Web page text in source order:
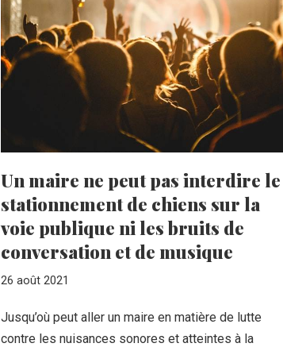
Un maire ne peut pas interdire le
stationnement de chiens sur la
voie publique ni les bruits de
conversation et de musique
26 août 2021
Jusqu’où peut aller un maire en matière de lutte
contre les nuisances sonores et atteintes à la